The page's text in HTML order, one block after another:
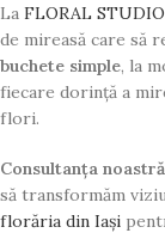
La FLORAL
de mireasă care să
buchete simple, la
fiecare dorință a
flori.
Consultanța
să transformăm
florăria din Iași